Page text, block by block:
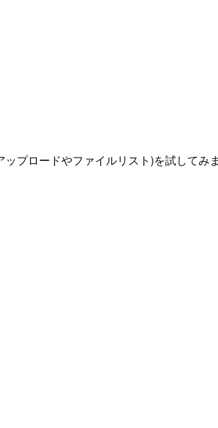
プロードやファイルリスト)を試してみま